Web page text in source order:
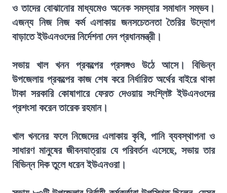
ও তাদের বোঝানোর মাধ্যমেও অনেক সমস্যার সমাধান সম্ভব।
এজন্য নিজ নিজ কর্ম এলাকায় জনসচেতনতা তৈরির উদ্যোগ
বাড়াতে ইউএনওদের নির্দেশনা দেন প্রধানমন্ত্রী।
সভায় খাল খনন প্রকল্পের প্রসঙ্গও উঠে আসে। বিভিন্ন
উপজেলায় প্রকল্পের কাজ শেষ করে নির্ধারিত অর্থের বাইরে থাকা
টাকা সরকারি কোষাগারে ফেরত দেওয়ায় সংশ্লিষ্ট ইউএনওদের
প্রশংসা করেন তারেক রহমান।
খাল খননের ফলে নিজেদের এলাকায় কৃষি, পানি ব্যবস্থাপনা ও
সাধারণ মানুষের জীবনযাত্রায় যে পরিবর্তন এসেছে, সভায় তার
বিভিন্ন দিক তুলে ধরেন ইউএনওরা।